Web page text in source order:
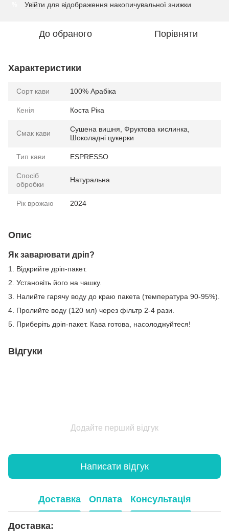
Увійти для відображення накопичувальної знижки
До обраного Порівняти
Характеристики
Сорт кави 100% Арабіка
Кенія Коста Ріка
Смак кави
Сушена вишня, Фруктова кислинка,
Шоколадні цукерки
Тип кави ESPRESSO
Спосіб
обробки
Натуральна
Рік врожаю 2024
Опис
Як заварювати дріп?
1. Відкрийте дріп-пакет.
2. Установіть його на чашку.
3. Налийте гарячу воду до краю пакета (температура 90-95%).
4. Пролийте воду (120 мл) через фільтр 2-4 рази.
5. Приберіть дріп-пакет. Кава готова, насолоджуйтеся!
Відгуки
Додайте перший відгук
Написати відгук
Доставка Оплата Консультація
​​​​​Доставка: